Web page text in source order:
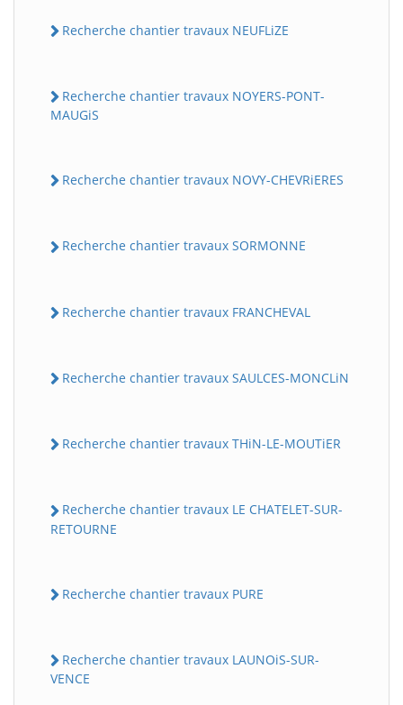
Recherche chantier travaux NEUFLiZE
Recherche chantier travaux NOYERS-PONT-
MAUGiS
Recherche chantier travaux NOVY-CHEVRiERES
Recherche chantier travaux SORMONNE
Recherche chantier travaux FRANCHEVAL
Recherche chantier travaux SAULCES-MONCLiN
Recherche chantier travaux THiN-LE-MOUTiER
Recherche chantier travaux LE CHATELET-SUR-
RETOURNE
Recherche chantier travaux PURE
Recherche chantier travaux LAUNOiS-SUR-
VENCE